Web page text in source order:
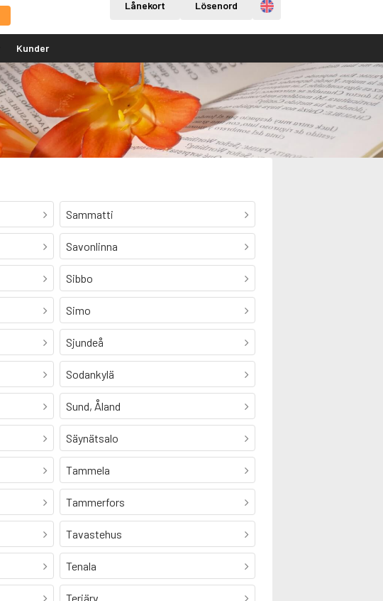
Lånekort Lösenord Engelska
Kunder
Sammatti
Savonlinna
Sibbo
Simo
Sjundeå
Sodankylä
Sund, Åland
Säynätsalo
Tammela
Tammerfors
Tavastehus
Tenala
Terjärv